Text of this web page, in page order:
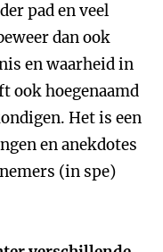
pad en veel
dan ook
en waarheid in
ook hoegenaamd
Het is een
en anekdotes
(in spe)